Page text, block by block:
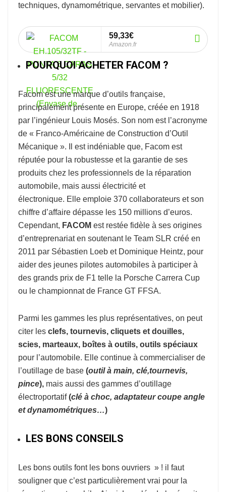
techniques, dynamométrique, servantes et mobilier).
59,33€
Amazon.fr
POURQUOI ACHETER FACOM ?
Facomest une marque d’outils française,
principalement présente en Europe, créée en 1918
par l’ingénieur Louis Mosés. Son nom est l’acronyme
de « Franco-Américaine de Construction d’Outil
Mécanique ». Il est indéniable que, Facom est
réputée pour la robustesse et la garantie de ses
produits chez les professionnels de la réparation
automobile, mais aussi électricité et
électronique. Elle emploie 370 collaborateurs et son
chiffre d’affaire dépasse les 150 millions d’euros.
Cependant, FACOM est restée fidèle à ses origines
d’entreprenariat en soutenant le Team SLR créé en
2011 par Sébastien Loeb et Dominique Heintz, pour
aider des jeunes pilotes automobiles à participer à
des grands prix de F1 telle la Porsche Carrera Cup
ou le championnat de France GT FFSA.
Parmi les gammes les plus représentatives, on peut
citer les clefs, tournevis, cliquets et douilles,
scies, marteaux, boîtes à outils, outils spéciaux
pour l’automobile. Elle continue à commercialiser de
l’outillage de base (outil à main, clé,tournevis,
pince), mais aussi des gammes d’outillage
électroportatif (clé à choc, adaptateur coupe angle
et dynamométriques…)
LES BONS CONSEILS
Les bons outils font les bons ouvriers » ! il faut
souligner que c’est particulièrement vrai pour la